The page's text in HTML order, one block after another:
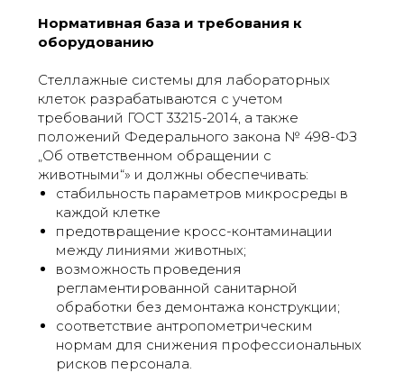
Нормативная база и требования к
оборудованию
Стеллажные системы для лабораторных
клеток разрабатываются с учетом
требований ГОСТ 33215-2014, а также
положений Федерального закона № 498-ФЗ
„Об ответственном обращении с
животными“» и должны обеспечивать:
стабильность параметров микросреды в
каждой клетке
предотвращение кросс-контаминации
между линиями животных;
возможность проведения
регламентированной санитарной
обработки без демонтажа конструкции;
соответствие антропометрическим
нормам для снижения профессиональных
рисков персонала.